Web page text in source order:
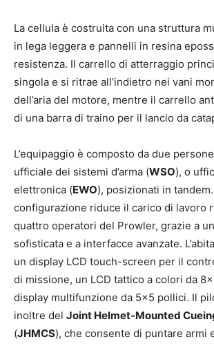
La cellula è costruita con una struttura
in lega leggera e pannelli in resina
resistenza. Il carrello di atterraggio
singola e si ritrae all’indietro nei vani
dell’aria del motore, mentre il carrello
di una barra di traino per il lancio da
L’equipaggio è composto da due
ufficiale dei sistemi d’arma (WSO), o
elettronica (EWO), posizionati in
configurazione riduce il carico di lavoro
quattro operatori del Prowler, grazie a
sofisticata e a interfacce avanzate.
un display LCD touch-screen per il
di missione, un LCD tattico a colori da
display multifunzione da 5×5 pollici. Il
inoltre del Joint Helmet-Mounted
(JHMCS), che consente di puntare armi